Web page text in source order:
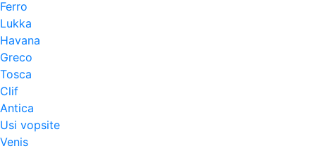
Ferro
Lukka
Havana
Greco
Tosca
Clif
Antica
Usi vopsite
Venis